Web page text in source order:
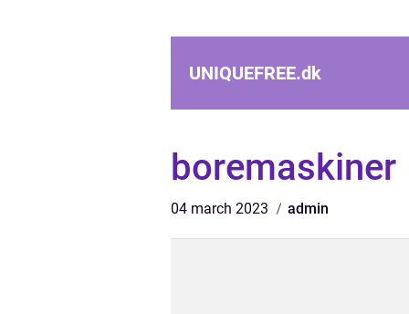
UNIQUEFREE.dk
boremaskiner
04 march 2023 admin